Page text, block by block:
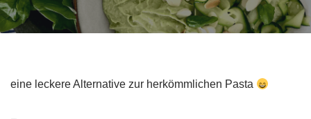
eine leckere Alternative zur herkömmlichen Pasta